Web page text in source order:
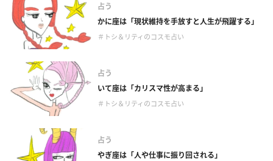
占う
かに座は「現状維持を手放すと人生が飛躍する」
＃トシ＆リティのコスモ占い
占う
いて座は「カリスマ性が高まる」
＃トシ＆リティのコスモ占い
占う
やぎ座は「人や仕事に振り回される」